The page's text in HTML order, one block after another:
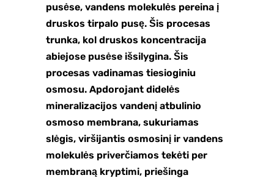
pusėse, vandens molekulės pereina į
druskos tirpalo pusę. Šis procesas
trunka, kol druskos koncentracija
abiejose pusėse išsilygina. Šis
procesas vadinamas tiesioginiu
osmosu. Apdorojant didelės
mineralizacijos vandenį atbulinio
osmoso membrana, sukuriamas
slėgis, viršijantis osmosinį ir vandens
molekulės priverčiamos tekėti per
membraną kryptimi, priešinga